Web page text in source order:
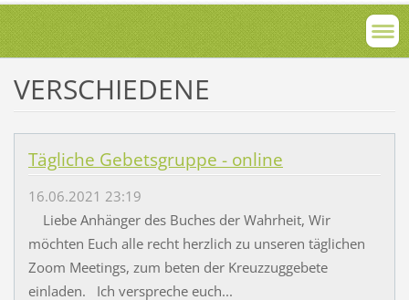
VERSCHIEDENE
Tägliche Gebetsgruppe - online
16.06.2021 23:19
Liebe Anhänger des Buches der Wahrheit, Wir
möchten Euch alle recht herzlich zu unseren täglichen
Zoom Meetings, zum beten der Kreuzzuggebete
einladen. Ich verspreche euch...